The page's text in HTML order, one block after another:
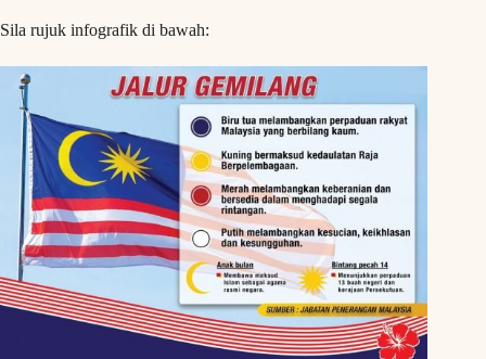
Sila rujuk infografik di bawah: